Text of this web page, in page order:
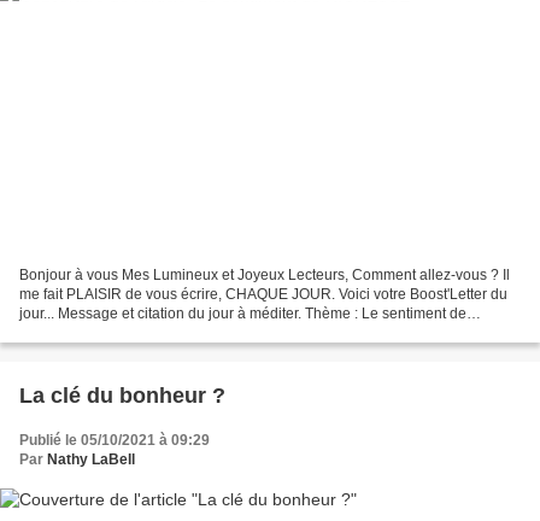
Bonjour à vous Mes Lumineux et Joyeux Lecteurs, Comment allez-vous ? Il
me fait PLAISIR de vous écrire, CHAQUE JOUR. Voici votre Boost'Letter du
jour... Message et citation du jour à méditer. Thème : Le sentiment de
La clé du bonheur ?
Publié le 05/10/2021 à 09:29
Par Nathy LaBell